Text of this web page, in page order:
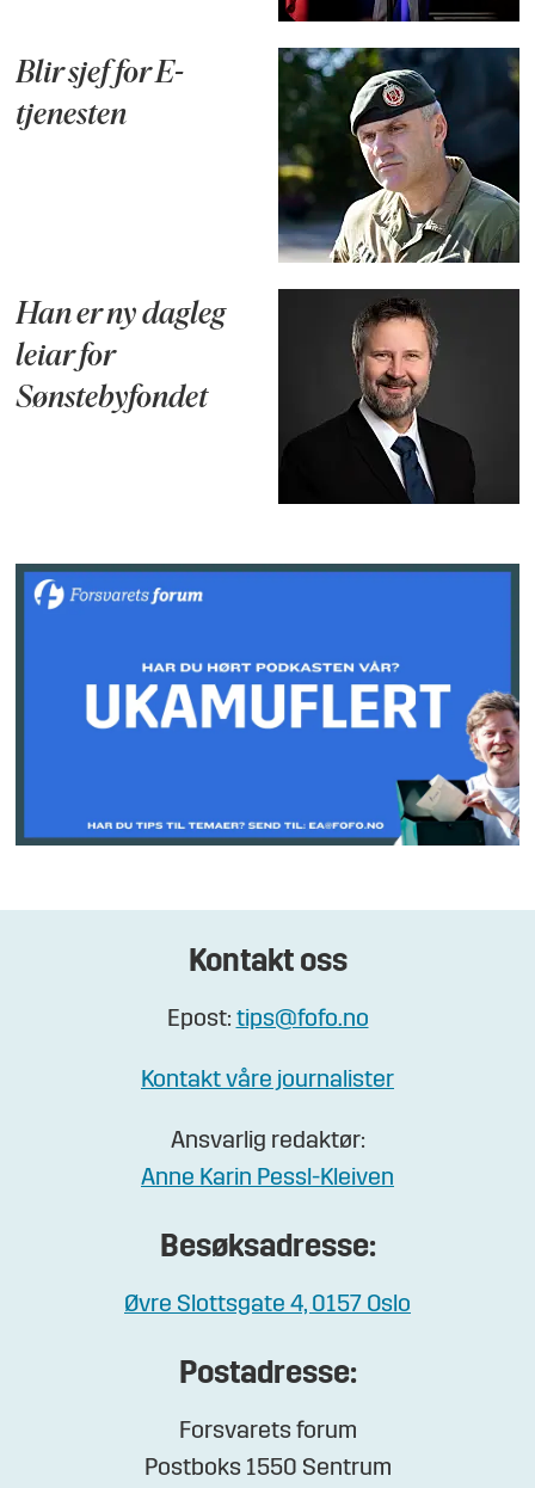
Blir sjef for E-
tjenesten
Han er ny dagleg
leiar for
Sønstebyfondet
Kontakt oss
Epost: tips@fofo.no
Kontakt våre journalister
Ansvarlig redaktør:
Anne Karin Pessl-Kleiven
Besøksadresse:
Øvre Slottsgate 4, 0157 Oslo
Postadresse:
Forsvarets forum
Postboks 1550 Sentrum